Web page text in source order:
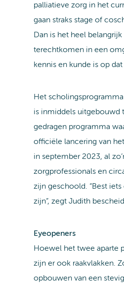
palliatieve zorg in het
gaan straks stage of
Dan is het heel belangrijk
terechtkomen in een
kennis en kunde is op dat
Het
is inmiddels uitgebouwd
gedragen programma
officiële lancering van
in september 2023, al
zorgprofessionals en
zijn geschoold. “Best
zijn”, zegt Judith
Eyeopeners
Hoewel het twee aparte
zijn er ook raakvlakken.
opbouwen van een